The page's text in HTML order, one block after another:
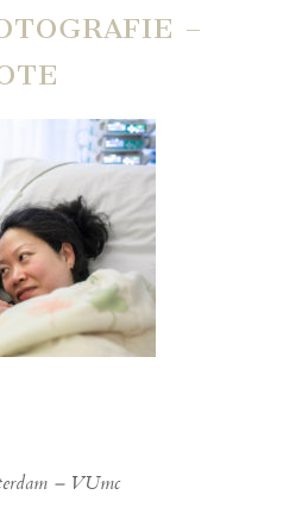
–
– VUmc